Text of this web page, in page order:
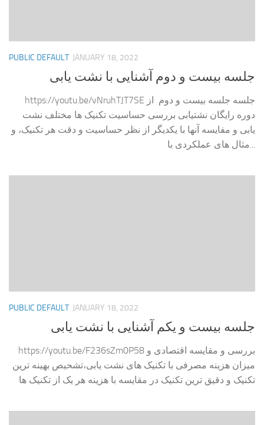
PUBLIC DEFAULT JANUARY 18, 2022
جلسه بیست و دوم آشنایی با نشت یابی
https://youtu.be/vNruhTJT7SE جلسه جلسه بیست و دوم از
دوره رایگان نشتیابی بررسی حساسیت تکنیک ها مختلف نشت
یابی و مفایسه آنها با یکدیگر از نظر حساسیت و دقت هر تکنیک، و
مثال های عملکردی با...
PUBLIC DEFAULT JANUARY 18, 2022
جلسه بیست و یکم آشنایی با نشت یابی
https://youtu.be/F236sZm0P58 بررسی و مقایسه اقتصادی و
میزان هزینه مصرفی با تکنیک های نشت یابی،تشحیص بهینه ترین
تکنیک و دقیق ترین تکنیک در مقایسه با هزینه هر یک از تکنیک ها